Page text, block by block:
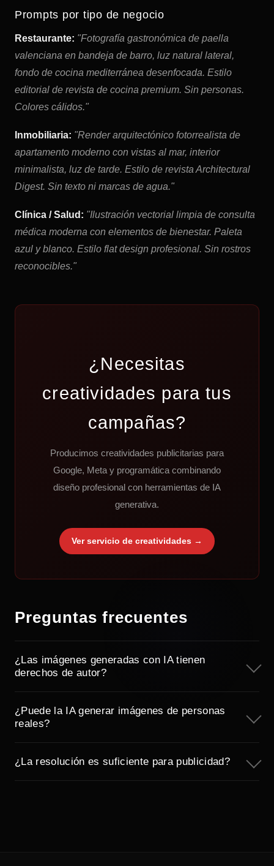
Prompts por tipo de negocio
Restaurante: "Fotografía gastronómica de paella
valenciana en bandeja de barro, luz natural lateral,
fondo de cocina mediterránea desenfocada. Estilo
editorial de revista de cocina premium. Sin personas.
Colores cálidos."
Inmobiliaria: "Render arquitectónico fotorrealista de
apartamento moderno con vistas al mar, interior
minimalista, luz de tarde. Estilo de revista Architectural
Digest. Sin texto ni marcas de agua."
Clínica / Salud: "Ilustración vectorial limpia de consulta
médica moderna con elementos de bienestar. Paleta
azul y blanco. Estilo flat design profesional. Sin rostros
reconocibles."
¿Necesitas
creatividades para tus
campañas?
Producimos creatividades publicitarias para
Google, Meta y programática combinando
diseño profesional con herramientas de IA
generativa.
Ver servicio de creatividades →
Preguntas frecuentes
¿Las imágenes generadas con IA tienen
derechos de autor?
¿Puede la IA generar imágenes de personas
reales?
¿La resolución es suficiente para publicidad?